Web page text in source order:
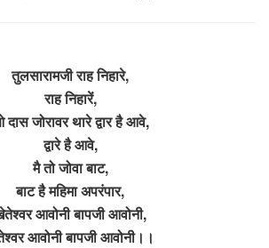
तुलसारामजी राह निहारे,
राह निहारें,
जोरावर थारे द्वार है आवे,
द्वारे है आवे,
मै तो जोवा बाट,
बाट है महिमा अपरंपार,
आवोनी बापजी आवोनी,
आवोनी बापजी आवोनी।।